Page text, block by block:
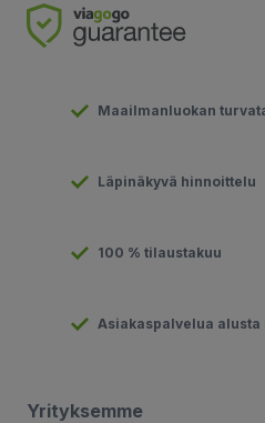
Maailmanluokan
Läpinäkyvä hinnoittelu
100 % tilaustakuu
Asiakaspalvelua alusta
Yrityksemme